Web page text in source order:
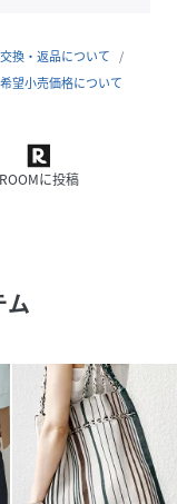
くくスマートに開
ネンパンツと合わ
擦及び雨天のご使
意ください。
ご了承ください。
に付属のアテンシ
交換・返品について
望小売価格について
ROOMに投稿
ム